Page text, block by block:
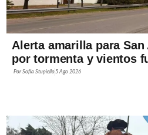
Alerta amarilla para
por tormenta y vientos
PorSofía Stupiello5 Ago 2026